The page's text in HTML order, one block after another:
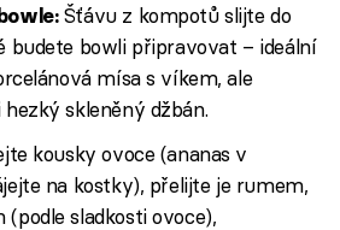
Šťávu z kompotů slijte do
budete bowli připravovat – ideální
mísa s víkem, ale
skleněný džbán.
kousky ovoce (ananas v
na kostky), přelijte je rumem,
sladkosti ovoce),